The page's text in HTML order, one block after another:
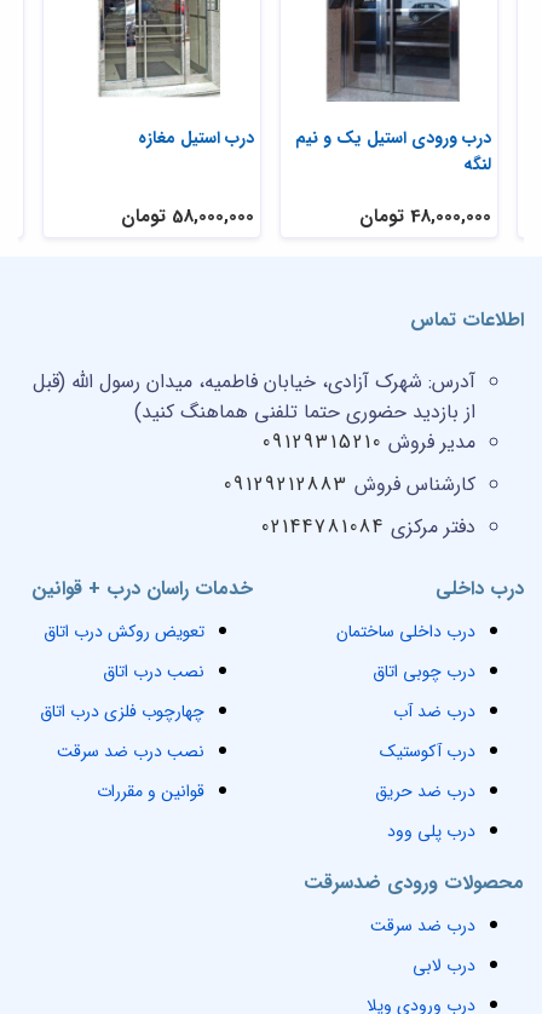
درب استیل مغازه
58,000,000 تومان
درب ورودی استیل یک و نیم
لنگه
48,000,000 تومان
خدمات راسان درب + قوانین
تعویض روکش درب اتاق
نصب درب اتاق
چهارچوب فلزی درب اتاق
نصب درب ضد سرقت
قوانین و مقررات
محصولات ورودی ضدسرقت
درب ضد سرقت
درب لابی
درب ورودی ویلا
درب داخلی
درب داخلی ساختمان
درب چوبی اتاق
درب ضد آب
درب آکوستیک
درب ضد حریق
درب پلی وود
اطلاعات تماس
آدرس: شهرک آزادی، خیابان فاطمیه، میدان رسول الله (قبل
از بازدید حضوری حتما تلفنی هماهنگ کنید)
مدیر فروش 09129315210
کارشناس فروش 09129212883
دفتر مرکزی 02144781084